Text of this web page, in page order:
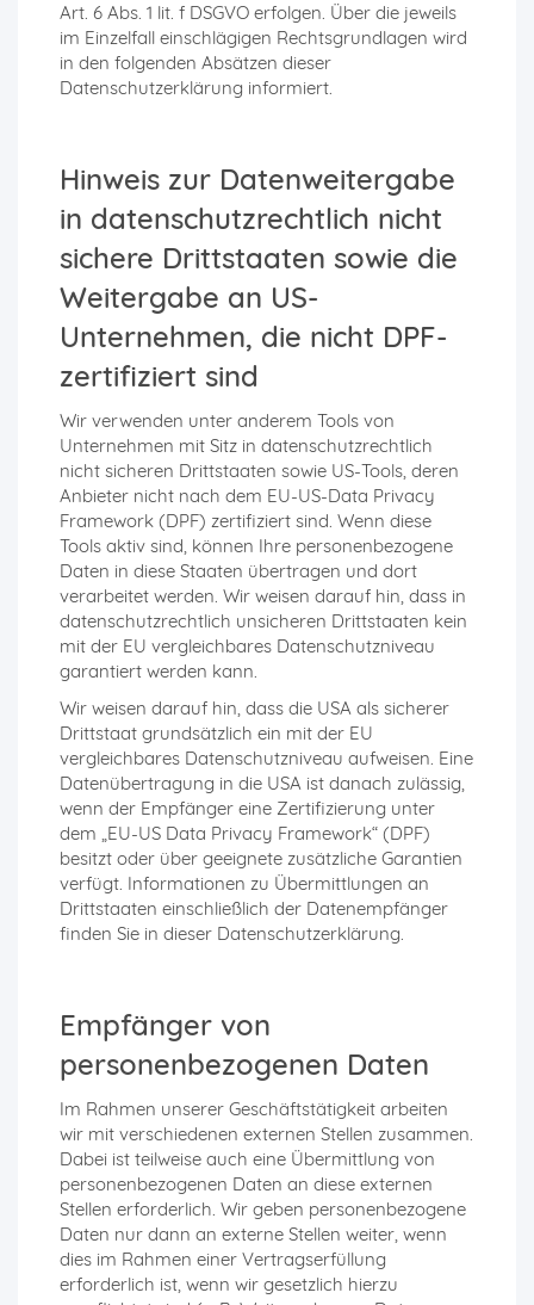
Art. 6 Abs. 1 lit. f DSGVO erfolgen. Über die jeweils
im Einzelfall einschlägigen Rechtsgrundlagen wird
in den folgenden Absätzen dieser
Datenschutzerklärung informiert.
Hinweis zur Datenweitergabe
in datenschutzrechtlich nicht
sichere Drittstaaten sowie die
Weitergabe an US-
Unternehmen, die nicht DPF-
zertifiziert sind
Wir verwenden unter anderem Tools von
Unternehmen mit Sitz in datenschutzrechtlich
nicht sicheren Drittstaaten sowie US-Tools, deren
Anbieter nicht nach dem EU-US-Data Privacy
Framework (DPF) zertifiziert sind. Wenn diese
Tools aktiv sind, können Ihre personenbezogene
Daten in diese Staaten übertragen und dort
verarbeitet werden. Wir weisen darauf hin, dass in
datenschutzrechtlich unsicheren Drittstaaten kein
mit der EU vergleichbares Datenschutzniveau
garantiert werden kann.
Wir weisen darauf hin, dass die USA als sicherer
Drittstaat grundsätzlich ein mit der EU
vergleichbares Datenschutzniveau aufweisen. Eine
Datenübertragung in die USA ist danach zulässig,
wenn der Empfänger eine Zertifizierung unter
dem „EU-US Data Privacy Framework“ (DPF)
besitzt oder über geeignete zusätzliche Garantien
verfügt. Informationen zu Übermittlungen an
Drittstaaten einschließlich der Datenempfänger
finden Sie in dieser Datenschutzerklärung.
Empfänger von
personenbezogenen Daten
Im Rahmen unserer Geschäftstätigkeit arbeiten
wir mit verschiedenen externen Stellen zusammen.
Dabei ist teilweise auch eine Übermittlung von
personenbezogenen Daten an diese externen
Stellen erforderlich. Wir geben personenbezogene
Daten nur dann an externe Stellen weiter, wenn
dies im Rahmen einer Vertragserfüllung
erforderlich ist, wenn wir gesetzlich hierzu